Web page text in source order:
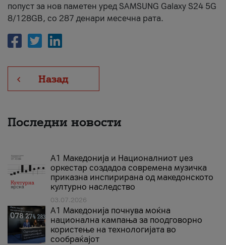
попуст за нов паметен уред SAMSUNG Galaxy S24 5G
8/128GB, со 287 денари месечна рата.
Назад
Последни новости
А1 Македонија и Националниот џез
оркестар создадоа современа музичка
приказна инспирирана од македонското
културно наследство
03.07.2026
A1 Македонија почнува моќна
национална кампања за поодговорно
користење на технологијата во
сообраќајот